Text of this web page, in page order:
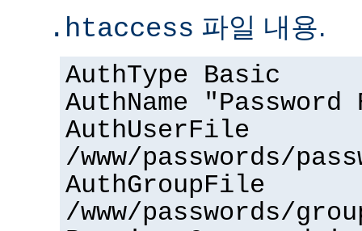
.htaccess 파일 내용.
AuthType Basic
AuthName
AuthUserFile
/www/passwords/
AuthGroupFile
/www/passwords/